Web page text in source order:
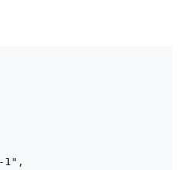
1",